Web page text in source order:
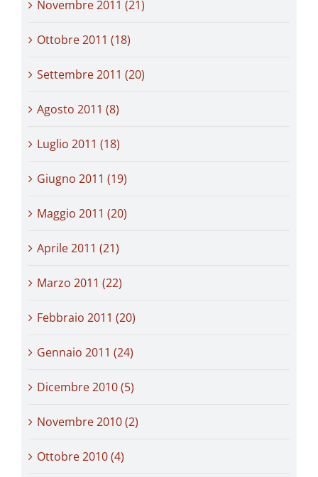
Novembre 2011 (21)
Ottobre 2011 (18)
Settembre 2011 (20)
Agosto 2011 (8)
Luglio 2011 (18)
Giugno 2011 (19)
Maggio 2011 (20)
Aprile 2011 (21)
Marzo 2011 (22)
Febbraio 2011 (20)
Gennaio 2011 (24)
Dicembre 2010 (5)
Novembre 2010 (2)
Ottobre 2010 (4)